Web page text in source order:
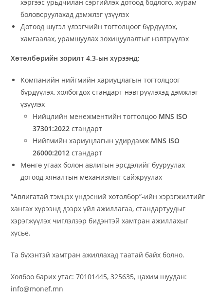
хэргээс урьдчилан сэргийлэх дотоод бодлого, журам
боловсруулахад дэмжлэг үзүүлэх
Дотоод шүгэл үлээгчийн тогтолцоог бүрдүүлэх,
хамгаалах, урамшуулах зохицуулалтыг нэвтрүүлэх
Хөтөлбөрийн зорилт 4.3-ын хүрээнд:
Компанийн нийгмийн хариуцлагын тогтолцоог
бүрдүүлэх, холбогдох стандарт нэвтрүүлэхэд дэмжлэг
үзүүлэх
Нийцлийн менежментийн тогтолцоо MNS ISO
37301:2022стандарт
Нийгмийн хариуцлагын удирдамж MNS ISO
26000:2012стандарт
Мөнгө угаах болон авлигын эрсдэлийг бууруулах
дотоод хяналтын механизмыг сайжруулах
“Авлигатай тэмцэх үндэсний хөтөлбөр”-ийн хэрэгжилтийг
хангах хүрээнд дээрх үйл ажиллагаа, стандартуудыг
хэрэгжүүлэх чиглэлээр бидэнтэй хамтран ажиллахыг
хүсье.
Та бүхэнтэй хамтран ажиллахад таатай байх болно.
Холбоо барих утас: 70101445, 325635, цахим шуудан:
info@monef.mn